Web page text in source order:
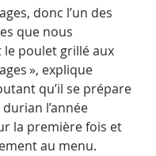
donc l’un des
que nous
poulet grillé aux
», explique
qu’il se prépare
l’année
la première fois et
au menu.